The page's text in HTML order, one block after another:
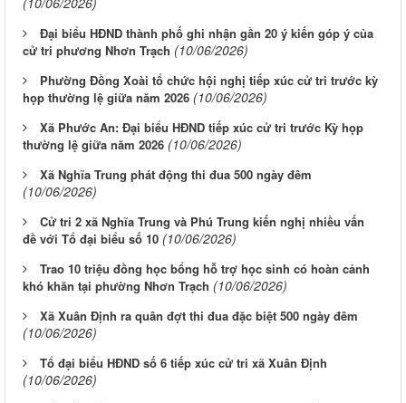
Đại biểu HĐND thành phố ghi nhận gần 20 ý kiến góp ý của
cử tri phương Nhơn Trạch (10/06/2026)
Phường Đồng Xoài tổ chức hội nghị tiếp xúc cử tri trước kỳ
họp thường lệ giữa năm 2026 (10/06/2026)
Xã Phước An: Đại biểu HĐND tiếp xúc cử tri trước Kỳ họp
thường lệ giữa năm 2026 (10/06/2026)
Xã Nghĩa Trung phát động thi đua 500 ngày đêm
(10/06/2026)
Cử tri 2 xã Nghĩa Trung và Phú Trung kiến nghị nhiều vấn
đề với Tổ đại biểu số 10 (10/06/2026)
Trao 10 triệu đồng học bổng hỗ trợ học sinh có hoàn cảnh
khó khăn tại phường Nhơn Trạch (10/06/2026)
Xã Xuân Định ra quân đợt thi đua đặc biệt 500 ngày đêm
(10/06/2026)
Tổ đại biểu HĐND số 6 tiếp xúc cử tri xã Xuân Định
(10/06/2026)